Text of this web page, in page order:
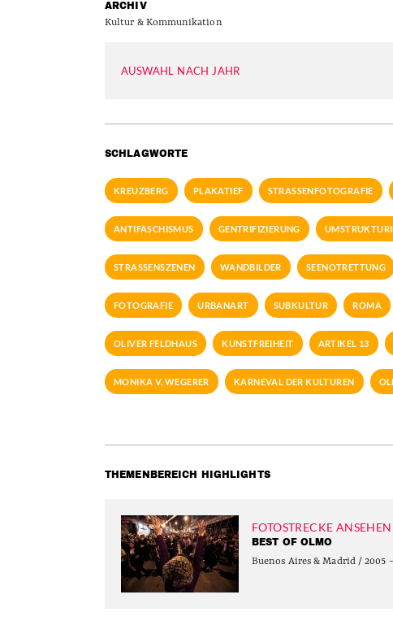
ARCHIV
Kultur & Kommunikation
AUSWAHL NACH JAHR
SCHLAGWORTE
KREUZBERG PLAKATIEF STRASSENFOTOGRAFIE
ANTIFASCHISMUS GENTRIFIZIERUNG
STRASSENSZENEN WANDBILDER SEENOTRETTUNG
FOTOGRAFIE URBANART SUBKULTUR ROMA
OLIVER FELDHAUS KUNSTFREIHEIT ARTIKEL 13
MONIKA V. WEGERER KARNEVAL DER KULTUREN
THEMENBEREICH HIGHLIGHTS
FOTOSTRECKE ANSEHEN
BEST OF OLMO
Buenos Aires & Madrid / 2005 -